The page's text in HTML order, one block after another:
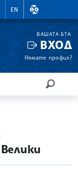
EN
ВАЛУТНИ
ВАШАТА БТА
ВХОД
Нямате профил?